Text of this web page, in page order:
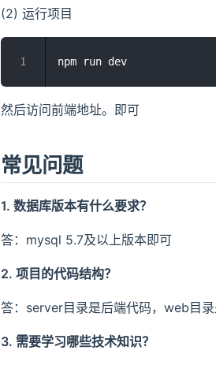
(2) 运行项目
然后访问前端地址。即可
常见问题
1. 数据库版本有什么要求？
答：mysql 5.7及以上版本即可
2. 项目的代码结构？
答：server目录是后端代码，web目录
3. 需要学习哪些技术知识？